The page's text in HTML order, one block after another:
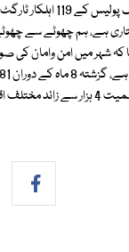
غلام قادر تھیبو
ہے، ہم چھوٹے سے
شہر میں امن وامان کی